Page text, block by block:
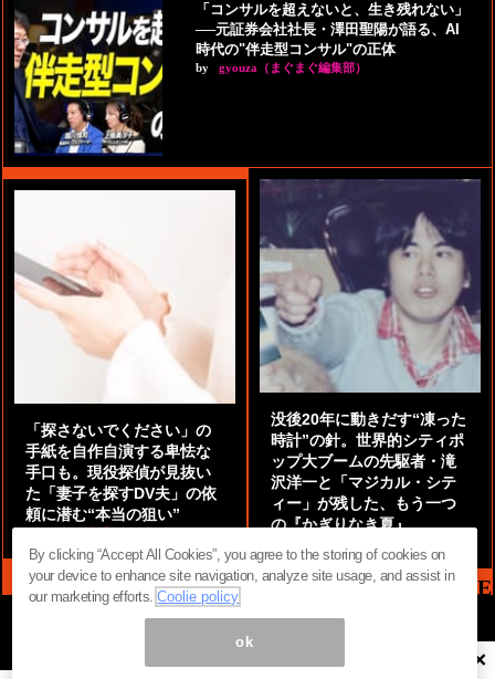
「コンサルを超えないと、生き残れない」
──元証券会社社長・澤田聖陽が語る、AI
時代の"伴走型コンサル"の正体
by gyouza（まぐまぐ編集部）
「探さないでください」の
手紙を自作自演する卑怯な
手口も。現役探偵が見抜い
た「妻子を探すDV夫」の依
頼に潜む“本当の狙い”
没後20年に動きだす“凍った
時計”の針。世界的シティポ
ップ大ブームの先駆者・滝
沢洋一と「マジカル・シテ
ィー」が残した、もう一つ
の『かぎりなき夏』
MAG2 NEWS HEADLINE
ページ内の商標は全て商標権者に属します。無断転載を禁じます。 © ×
By clicking “Accept All Cookies”, you agree to the storing of cookies on
your device to enhance site navigation, analyze site usage, and assist in
our marketing efforts.Coolie policy
ok